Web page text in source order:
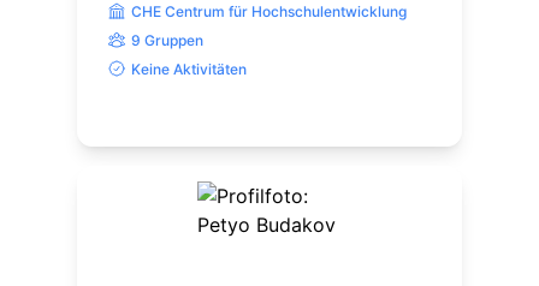
CHE Centrum für Hochschulentwicklung
9 Gruppen
Keine Aktivitäten